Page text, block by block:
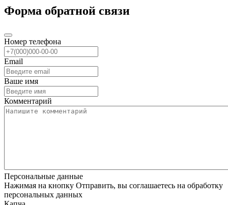
Форма обратной связи
Номер телефона
Email
Ваше имя
Комментарий
Персональные данные
Нажимая на кнопку Отправить, вы соглашаетесь на обработку
персональных данных